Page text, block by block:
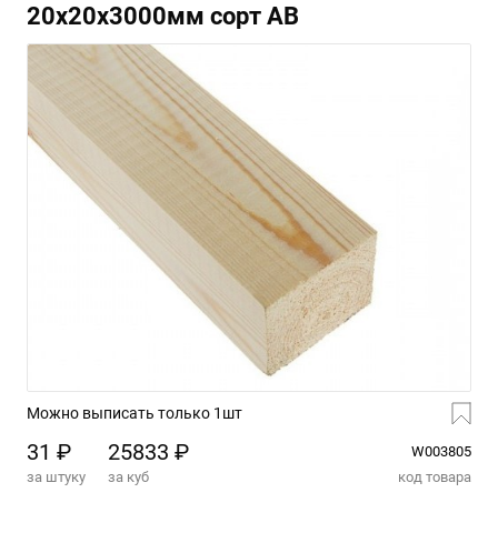
20х20х3000мм сорт АВ
Можно выписать только 1шт
31 ₽ 25833 ₽
W003805
за штуку
за куб код товара